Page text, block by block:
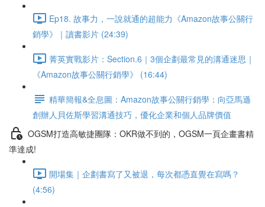
Ep18. 故事力，一說就通的超能力《Amazon故事公關行
銷學》｜讀書影片 (24:39)
菁英實戰影片：Section.6｜3個企劃最常見的溝通迷思｜
《Amazon故事公關行銷學》 (16:44)
精華簡報&全息圖：Amazon故事公關行銷學：向亞馬遜
創辦人貝佐斯學習溝通技巧，優化企業和個人品牌價值
OGSM打造高敏捷團隊：OKR做不到的，OGSM一頁企畫書精
準達成!
開場集｜企劃書寫了又被退，每次都憑直覺在寫嗎？
(4:56)